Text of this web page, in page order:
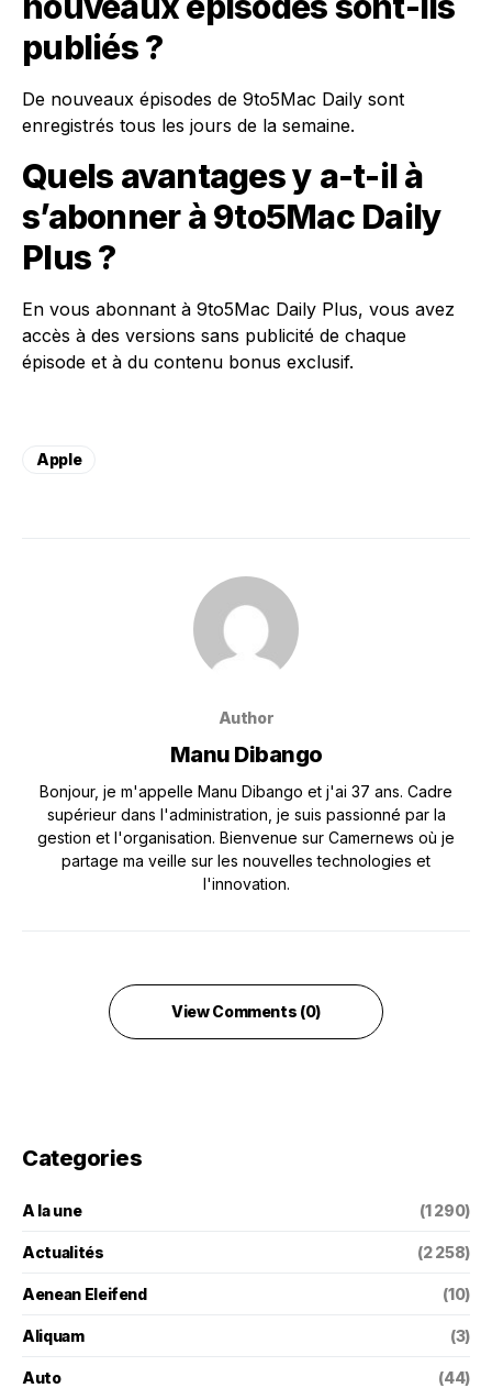
publiés ?
De nouveaux épisodes de 9to5Mac Daily sont
enregistrés tous les jours de la semaine.
Quels avantages y a-t-il à
s’abonner à 9to5Mac Daily
Plus ?
En vous abonnant à 9to5Mac Daily Plus, vous avez
accès à des versions sans publicité de chaque
épisode et à du contenu bonus exclusif.
Apple
Author
Manu Dibango
Bonjour, je m'appelle Manu Dibango et j'ai 37 ans. Cadre
supérieur dans l'administration, je suis passionné par la
gestion et l'organisation. Bienvenue sur Camernews où je
partage ma veille sur les nouvelles technologies et
l'innovation.
View Comments (0)
Categories
A la une (1 290)
Actualités (2 258)
Aenean Eleifend (10)
Aliquam (3)
Auto (44)